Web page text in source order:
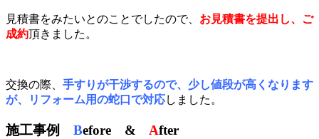
見積書をみたいとのことでしたので、 お見積書を提出し、ご
成約頂きました。
交換の際、 手すりが干渉するので、少し値段が高くなります
が、リフォーム用の蛇口で対応しました。
施工事例 Before & After